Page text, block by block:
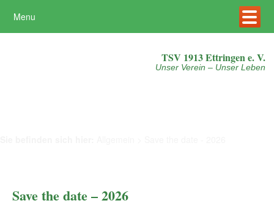
Menu
Online-Shop
TSV 1913 Ettringen e. V.
Unser Verein – Unser Leben
Save the date – 2026
Akzeptieren